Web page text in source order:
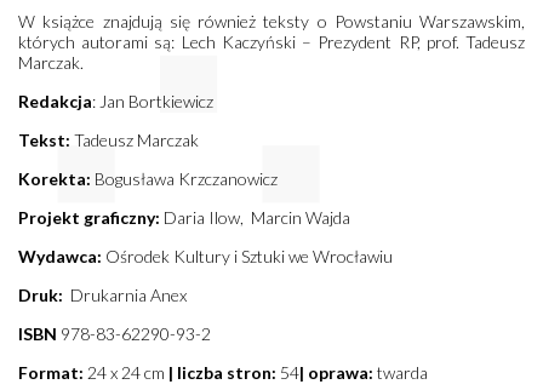
W książce znajdują się również teksty o Powstaniu Warszawskim,
których autorami są: Lech Kaczyński – Prezydent RP, prof. Tadeusz
Marczak.
Redakcja: Jan Bortkiewicz
Tekst: Tadeusz Marczak
Korekta: Bogusława Krzczanowicz
Projekt graficzny: Daria Ilow, Marcin Wajda
Wydawca: Ośrodek Kultury i Sztuki we Wrocławiu
Druk: Drukarnia Anex
ISBN 978-83-62290-93-2
Format: 24 x 24 cm | liczba stron: 54| oprawa: twarda